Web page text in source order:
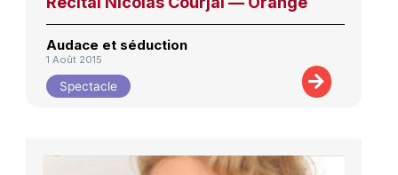
Audace et séduction
1 Août 2015
Spectacle